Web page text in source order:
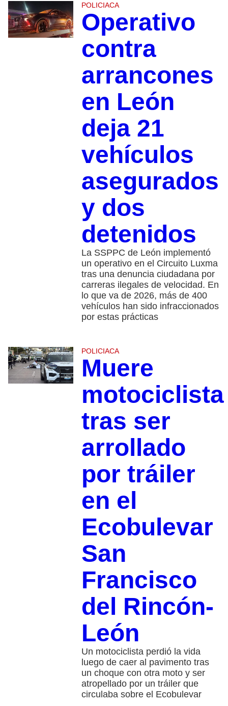
POLICIACA
Operativo
contra
arrancones
en León
deja 21
vehículos
asegurados
y dos
detenidos
La SSPPC de León implementó
un operativo en el Circuito Luxma
tras una denuncia ciudadana por
carreras ilegales de velocidad. En
lo que va de 2026, más de 400
vehículos han sido infraccionados
por estas prácticas
POLICIACA
Muere
motociclista
tras ser
arrollado
por tráiler
en el
Ecobulevar
San
Francisco
del Rincón-
León
Un motociclista perdió la vida
luego de caer al pavimento tras
un choque con otra moto y ser
atropellado por un tráiler que
circulaba sobre el Ecobulevar